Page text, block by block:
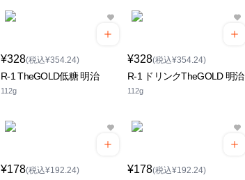
¥328(税込¥354.24)
R-1 TheGOLD低糖 明治
112g
¥328(税込¥354.24)
R-1 ドリンクTheGOLD 明治
112g
¥178(税込¥192.24) ¥178(税込¥192.24)